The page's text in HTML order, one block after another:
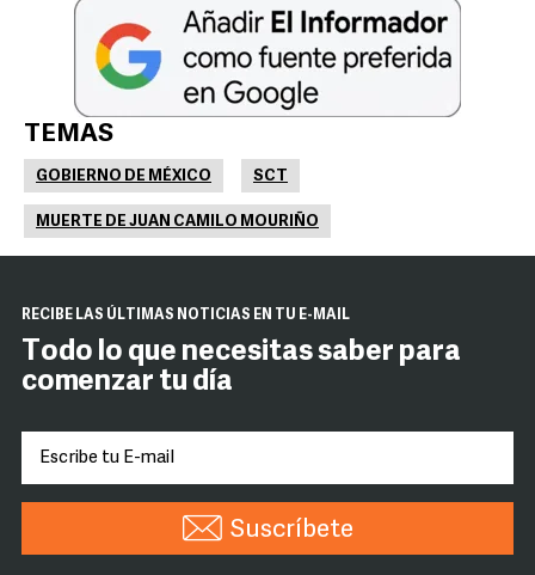
TEMAS
GOBIERNO DE MÉXICO SCT
MUERTE DE JUAN CAMILO MOURIÑO
RECIBE LAS ÚLTIMAS NOTICIAS EN TU E-MAIL
Todo lo que necesitas saber para
comenzar tu día
Suscríbete